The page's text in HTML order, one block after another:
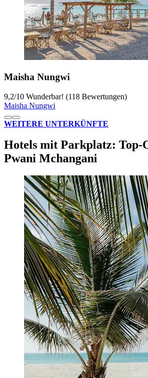
Maisha Nungwi
9,2/10 Wunderbar! (118 Bewertungen)
Maisha Nungwi
WEITERE UNTERKÜNFTE
Hotels mit Parkplatz: Top-
Pwani Mchangani